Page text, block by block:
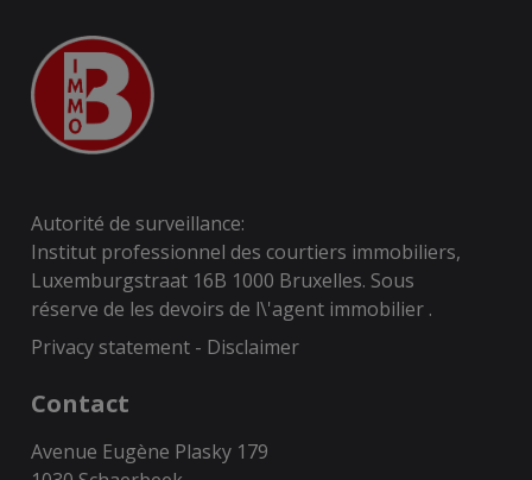
Autorité de surveillance:
Institut professionnel des courtiers immobiliers,
Luxemburgstraat 16B 1000 Bruxelles. Sous
réserve de les devoirs de l\'agent immobilier .
Privacy statement - Disclaimer
Contact
Avenue Eugène Plasky 179